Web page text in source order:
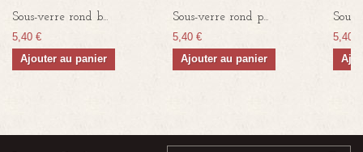
Sous-verre rond b...
5,40 €
Ajouter au panier
Sous-verre rond p...
5,40 €
Ajouter au panier
5,40 €